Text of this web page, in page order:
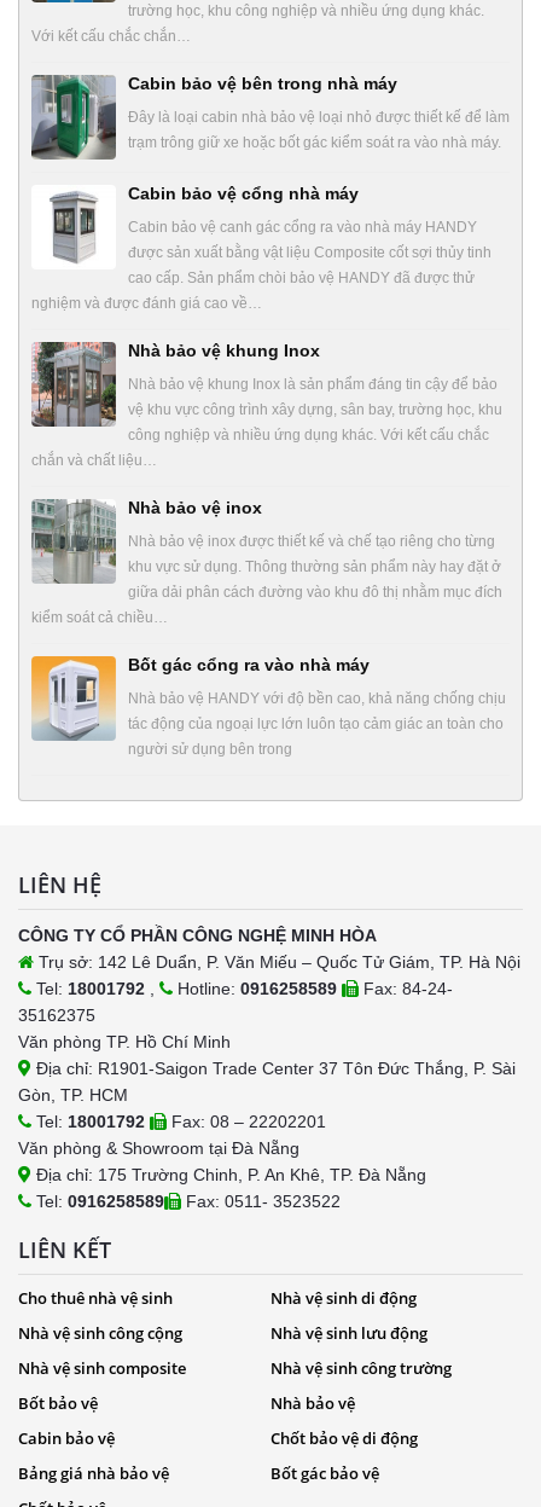
trường học, khu công nghiệp và nhiều ứng dụng khác.
Với kết cấu chắc chắn…
Cabin bảo vệ bên trong nhà máy
Đây là loại cabin nhà bảo vệ loại nhỏ được thiết kế để làm
trạm trông giữ xe hoặc bốt gác kiểm soát ra vào nhà máy.
Cabin bảo vệ cổng nhà máy
Cabin bảo vệ canh gác cổng ra vào nhà máy HANDY
được sản xuất bằng vật liệu Composite cốt sợi thủy tinh
cao cấp. Sản phẩm chòi bảo vệ HANDY đã được thử
nghiệm và được đánh giá cao về…
Nhà bảo vệ khung Inox
Nhà bảo vệ khung Inox là sản phẩm đáng tin cậy để bảo
vệ khu vực công trình xây dựng, sân bay, trường học, khu
công nghiệp và nhiều ứng dụng khác. Với kết cấu chắc
chắn và chất liệu…
Nhà bảo vệ inox
Nhà bảo vệ inox được thiết kế và chế tạo riêng cho từng
khu vực sử dụng. Thông thường sản phẩm này hay đặt ở
giữa dải phân cách đường vào khu đô thị nhằm mục đích
kiểm soát cả chiều…
Bốt gác cổng ra vào nhà máy
Nhà bảo vệ HANDY với độ bền cao, khả năng chống chịu
tác động của ngoại lực lớn luôn tạo cảm giác an toàn cho
người sử dụng bên trong
LIÊN HỆ
CÔNG TY CỔ PHẦN CÔNG NGHỆ MINH HÒA
Trụ sở: 142 Lê Duẩn, P. Văn Miếu – Quốc Tử Giám, TP. Hà Nội
Tel: 18001792 Hotline: 0916258589
Fax: 84-24-
35162375
Văn phòng TP. Hồ Chí Minh
Địa chỉ: R1901-Saigon Trade Center 37 Tôn Đức Thắng, P. Sài
Gòn, TP. HCM
Tel: 18001792
Fax: 08 – 22202201
Văn phòng & Showroom tại Đà Nẵng
Địa chỉ: 175 Trường Chinh, P. An Khê, TP. Đà Nẵng
Tel: 0916258589 Fax: 0511- 3523522
LIÊN KẾT
Cho thuê nhà vệ sinh
Nhà vệ sinh di động
Nhà vệ sinh công cộng
Nhà vệ sinh lưu động
Nhà vệ sinh composite
Nhà vệ sinh công trường
Bốt bảo vệ
Nhà bảo vệ
Cabin bảo vệ
Chốt bảo vệ di động
Bảng giá nhà bảo vệ
Bốt gác bảo vệ